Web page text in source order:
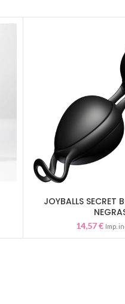
AÑADIR AL
JOYBALLS SECRET
14,57€ Imp.